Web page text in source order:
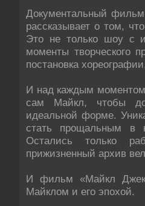
Документальный
рассказывает о том,
Это не только шоу с
моменты творческого
постановка
И над каждым
сам Майкл, чтобы
идеальной форме.
стать прощальным в
Остались только
прижизненный архив
И фильм «Майкл
Майклом и его эпохой.